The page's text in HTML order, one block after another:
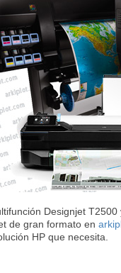
Designjet
de gran formato en
HP que necesita.